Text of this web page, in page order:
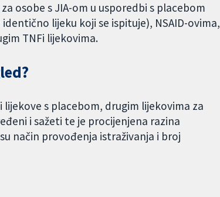
osobe s JIA-om u usporedbi s placebom
lijeku koji se ispituje), NSAID-ovima,
TNFi lijekovima.
s placebom, drugim lijekovima za
i sažeti te je procijenjena razina
način provođenja istraživanja i broj